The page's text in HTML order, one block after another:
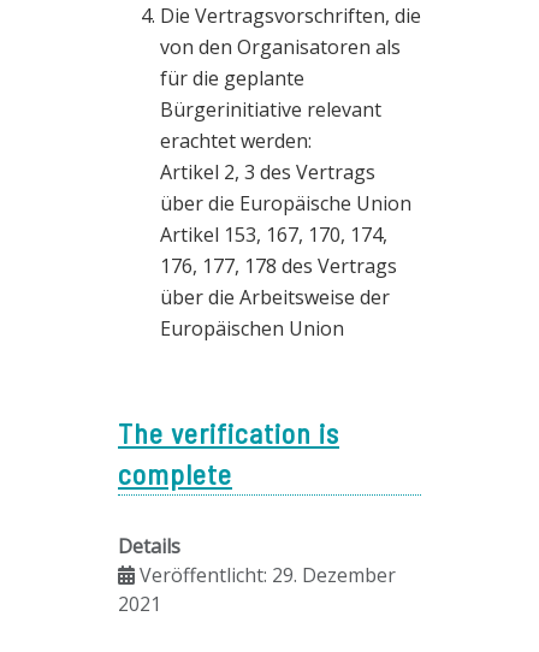
Die Vertragsvorschriften, die
von den Organisatoren als
für die geplante
Bürgerinitiative relevant
erachtet werden:
Artikel 2, 3 des Vertrags
über die Europäische Union
Artikel 153, 167, 170, 174,
176, 177, 178 des Vertrags
über die Arbeitsweise der
Europäischen Union
The verification is
complete
Details
Veröffentlicht: 29. Dezember
2021